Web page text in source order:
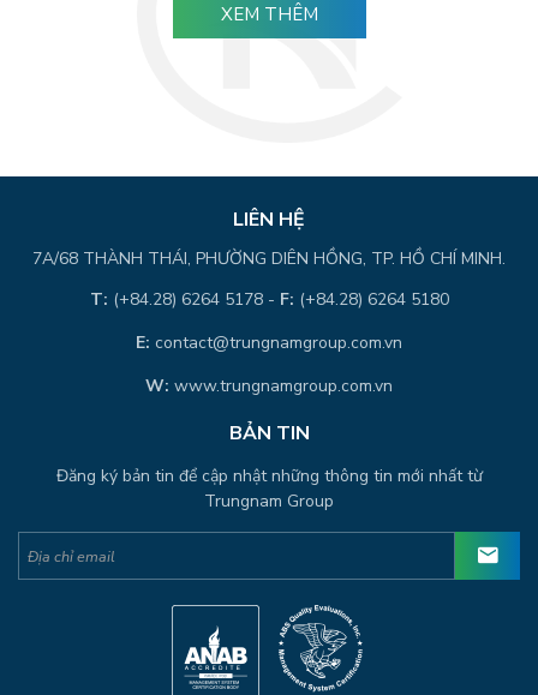
XEM THÊM
LIÊN HỆ
7A/68 THÀNH THÁI, PHƯỜNG DIÊN HỒNG, TP. HỒ CHÍ MINH.
T: (+84.28) 6264 5178 - F: (+84.28) 6264 5180
E: contact@trungnamgroup.com.vn
W: www.trungnamgroup.com.vn
BẢN TIN
Đăng ký bản tin để cập nhật những thông tin mới nhất từ
Trungnam Group